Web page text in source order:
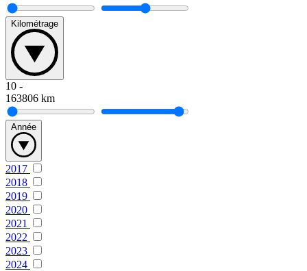
Kilométrage
10 -
163806 km
Année
2017
2018
2019
2020
2021
2022
2023
2024